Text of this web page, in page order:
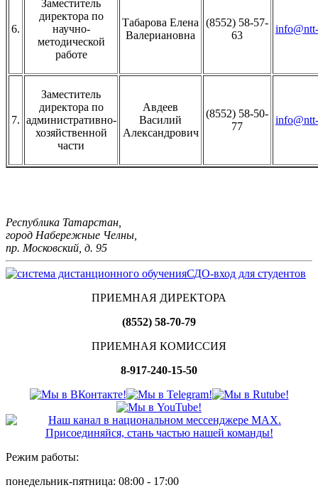
6.
Заместитель
директора по
научно-
методической
работе
Табарова Елена
Валериановна
(8552) 58-57-
63
7.
Заместитель
директора по
административно-
хозяйственной
части
Авдеев
Василий
Александрович
(8552) 58-50-
77
Республика Татарстан,
город Набережные Челны,
пр. Московский, д. 95
СДО-вход для студентов
ПРИЕМНАЯ ДИРЕКТОРА
(8552) 58-70-79
ПРИЕМНАЯ КОМИССИЯ
8-917-240-15-50
Режим работы:
понедельник-пятница: 08:00 - 17:00